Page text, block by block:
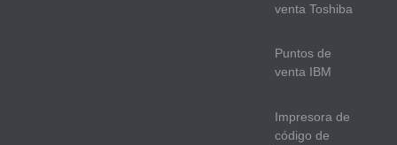
venta Toshiba
Puntos de
venta IBM
Impresora de
código de